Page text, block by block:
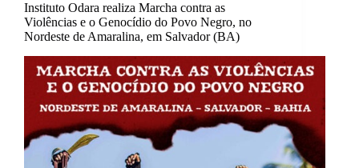
Instituto Odara realiza Marcha contra as
Violências e o Genocídio do Povo Negro, no
Nordeste de Amaralina, em Salvador (BA)